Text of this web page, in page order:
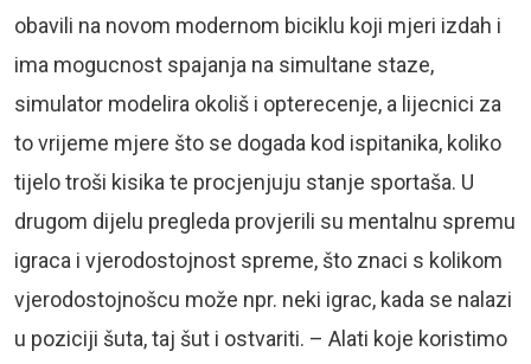
obavili na novom modernom biciklu koji mjeri izdah i
ima mogucnost spajanja na simultane staze,
simulator modelira okoliš i opterecenje, a lijecnici za
to vrijeme mjere što se dogada kod ispitanika, koliko
tijelo troši kisika te procjenjuju stanje sportaša. U
drugom dijelu pregleda provjerili su mentalnu spremu
igraca i vjerodostojnost spreme, što znaci s kolikom
vjerodostojnošcu može npr. neki igrac, kada se nalazi
u poziciji šuta, taj šut i ostvariti. – Alati koje koristimo